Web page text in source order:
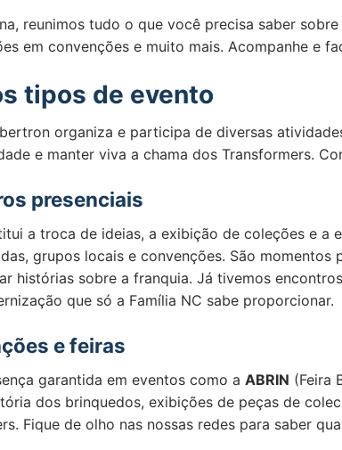
reunimos tudo o que você precisa saber
em convenções e muito mais. Acompanhe e
tipos de evento
organiza e participa de diversas
e manter viva a chama dos Transformers.
presenciais
a troca de ideias, a exibição de coleções e a
grupos locais e convenções. São
histórias sobre a franquia. Já tivemos
que só a Família NC sabe proporcionar.
e feiras
garantida em eventos como a ABRIN (Feira
dos brinquedos, exibições de peças de
Fique de olho nas nossas redes para saber